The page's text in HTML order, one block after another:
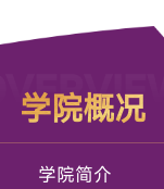
OVERVIEW
学院概况
学院简介